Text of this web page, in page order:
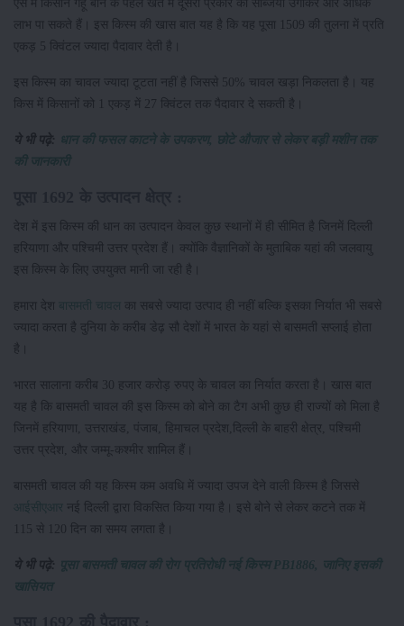
लाभ पा सकते हैं। इस किस्म की खास बात यह है कि यह पूसा 1509 की तुलना में प्रति
एकड़ 5 क्विंटल ज्यादा पैदावार देती है।
इस किस्म का चावल ज्यादा टूटता नहीं है जिससे 50% चावल खड़ा निकलता है। यह
किस में किसानों को 1 एकड़ में 27 क्विंटल तक पैदावार दे सकती है।
ये भी पढ़े: धान की फसल काटने के उपकरण, छोटे औजार से लेकर बड़ी मशीन तक
की जानकारी
देश में इस किस्म की धान का उत्पादन केवल कुछ स्थानों में ही सीमित है जिनमें दिल्ली
हरियाणा और पश्चिमी उत्तर प्रदेश हैं। क्योंकि वैज्ञानिकों के मुताबिक यहां की जलवायु
इस किस्म के लिए उपयुक्त मानी जा रही है।
हमारा देश बासमती चावल का सबसे ज्यादा उत्पाद ही नहीं बल्कि इसका निर्यात भी सबसे
ज्यादा करता है दुनिया के करीब डेढ़ सौ देशों में भारत के यहां से बासमती सप्लाई होता
है।
भारत सालाना करीब 30 हजार करोड़ रुपए के चावल का निर्यात करता है। खास बात
यह है कि बासमती चावल की इस किस्म को बोने का टैग अभी कुछ ही राज्यों को मिला है
जिनमें हरियाणा, उत्तराखंड, पंजाब, हिमाचल प्रदेश,दिल्ली के बाहरी क्षेत्र, पश्चिमी
उत्तर प्रदेश, और जम्मू-कश्मीर शामिल हैं।
बासमती चावल की यह किस्म कम अवधि में ज्यादा उपज देने वाली किस्म है जिससे
आईसीएआर नई दिल्ली द्वारा विकसित किया गया है। इसे बोने से लेकर कटने तक में
115 से 120 दिन का समय लगता है।
ये भी पढ़े: पूसा बासमती चावल की रोग प्रतिरोधी नई किस्म PB1886, जानिए इसकी
खासियत